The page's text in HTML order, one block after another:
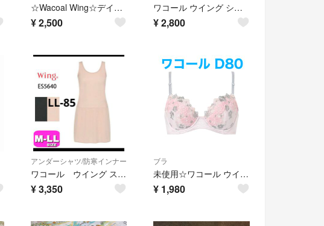
☆Wacoal Wing☆デイリーフィットモイスト ショーツ3枚組
¥2,500
ワコール ウイング シンプルランジェリー M 新品
¥2,800
アンダーシャツ/防寒インナー
ワコール ウイング スリップ ノースリーブ PO LL 新品
¥3,350
ブラ
未使用☆ワコール ウイング D80 ブラジャー ナチュラルアップブラ
¥ 1,980